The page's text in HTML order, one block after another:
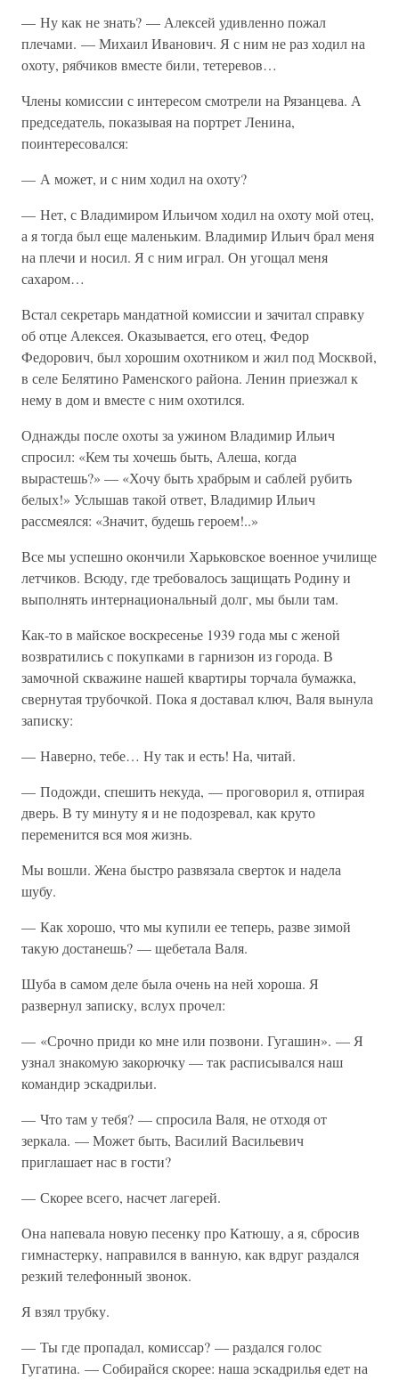
— Ну как не знать? — Алексей удивленно пожал
плечами. — Михаил Иванович. Я с ним не раз ходил на
охоту, рябчиков вместе били, тетеревов…
Члены комиссии с интересом смотрели на Рязанцева. А
председатель, показывая на портрет Ленина,
поинтересовался:
— А может, и с ним ходил на охоту?
— Нет, с Владимиром Ильичом ходил на охоту мой отец,
а я тогда был еще маленьким. Владимир Ильич брал меня
на плечи и носил. Я с ним играл. Он угощал меня
сахаром…
Встал секретарь мандатной комиссии и зачитал справку
об отце Алексея. Оказывается, его отец, Федор
Федорович, был хорошим охотником и жил под Москвой,
в селе Белятино Раменского района. Ленин приезжал к
нему в дом и вместе с ним охотился.
Однажды после охоты за ужином Владимир Ильич
спросил: «Кем ты хочешь быть, Алеша, когда
вырастешь?» — «Хочу быть храбрым и саблей рубить
белых!» Услышав такой ответ, Владимир Ильич
рассмеялся: «Значит, будешь героем!..»
Все мы успешно окончили Харьковское военное училище
летчиков. Всюду, где требовалось защищать Родину и
выполнять интернациональный долг, мы были там.
Как-то в майское воскресенье 1939 года мы с женой
возвратились с покупками в гарнизон из города. В
замочной скважине нашей квартиры торчала бумажка,
свернутая трубочкой. Пока я доставал ключ, Валя вынула
записку:
— Наверно, тебе… Ну так и есть! На, читай.
— Подожди, спешить некуда, — проговорил я, отпирая
дверь. В ту минуту я и не подозревал, как круто
переменится вся моя жизнь.
Мы вошли. Жена быстро развязала сверток и надела
шубу.
— Как хорошо, что мы купили ее теперь, разве зимой
такую достанешь? — щебетала Валя.
Шуба в самом деле была очень на ней хороша. Я
развернул записку, вслух прочел:
— «Срочно приди ко мне или позвони. Гугашин». — Я
узнал знакомую закорючку — так расписывался наш
командир эскадрильи.
— Что там у тебя? — спросила Валя, не отходя от
зеркала. — Может быть, Василий Васильевич
приглашает нас в гости?
— Скорее всего, насчет лагерей.
Она напевала новую песенку про Катюшу, а я, сбросив
гимнастерку, направился в ванную, как вдруг раздался
резкий телефонный звонок.
Я взял трубку.
— Ты где пропадал, комиссар? — раздался голос
Гугатина. — Собирайся скорее: наша эскадрилья едет на